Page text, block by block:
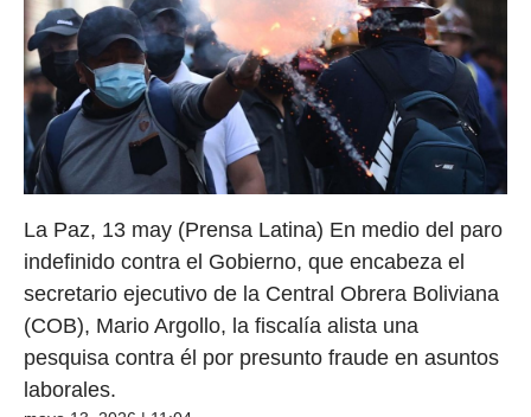
La Paz, 13 may (Prensa Latina) En medio del paro
indefinido contra el Gobierno, que encabeza el
secretario ejecutivo de la Central Obrera Boliviana
(COB), Mario Argollo, la fiscalía alista una
pesquisa contra él por presunto fraude en asuntos
laborales.